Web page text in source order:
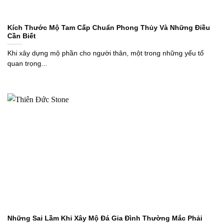
Kích Thước Mộ Tam Cấp Chuẩn Phong Thủy Và Những Điều
Cần Biết
Khi xây dựng mộ phần cho người thân, một trong những yếu tố
quan trọng...
Những Sai Lầm Khi Xây Mộ Đá Gia Đình Thường Mắc Phải